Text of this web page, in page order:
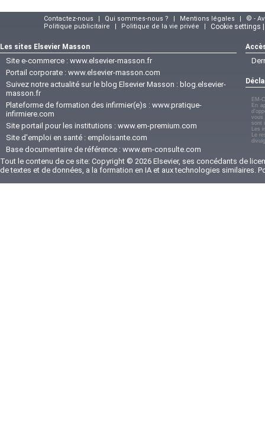
Contactez-nous Qui sommes-nous ? Mentions légales
© -
Politique publicitaire
Politique de la vie privée Cookie settings
Les sites Elsevier Masson
Site e-commerce : www.elsevier-masson.fr
Portail corporate : www.elsevier-masson.com
Suivez notre actualité sur le blog Elsevier Masson : blog.elsevier-
masson.fr
Plateforme de formation des infirmier(e)s : www.pratique-
infirmiere.com
Site portail pour les institutions : www.em-premium.com
Site d'emploi en santé : emploisante.com
Base documentaire de référence : www.em-consulte.com
EM-
En
vous
sont
Les
Le
Tout le contenu de ce site: Copyright © 2026 Elsevier, ses concédants de
de textes et de données, a la formation en IA et aux technologies similaires.